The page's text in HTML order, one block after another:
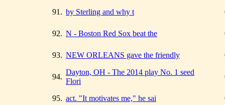
91. by Sterling and why t
92. N - Boston Red Sox beat the
93. NEW ORLEANS gave the friendly
94.
Dayton, OH - The 2014 play No. 1 seed
Flori
95. act. "It motivates me," he sai